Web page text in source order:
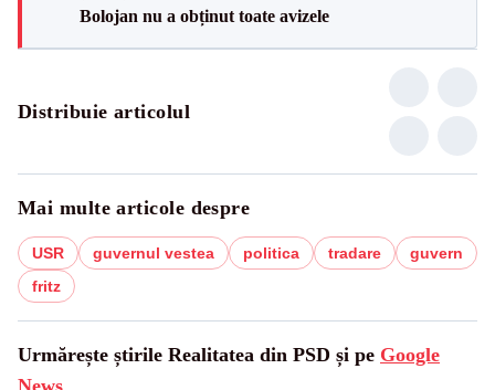
Bolojan nu a obținut toate avizele
Distribuie articolul
Mai multe articole despre
USR guvernul vestea politica tradare
guvern
fritz
Urmărește știrile Realitatea din PSD și pe Google
News